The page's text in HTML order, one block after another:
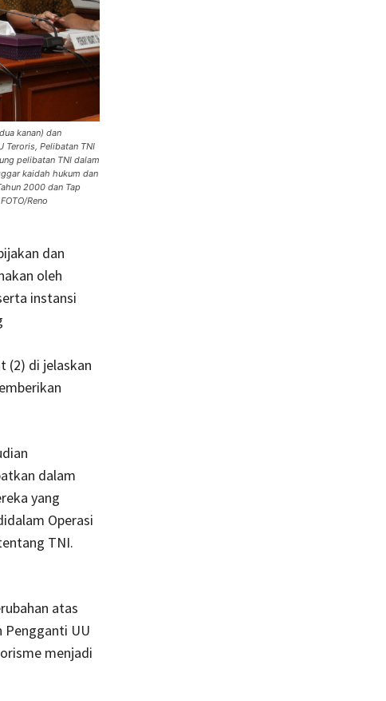
kanan) dan
Teroris, Pelibatan TNI
pelibatan TNI dalam
kaidah hukum dan
2000 dan Tap
Reno
dan
oleh
instansi
(2) di jelaskan
dalam
yang
Operasi
TNI.
atas
Pengganti UU
menjadi